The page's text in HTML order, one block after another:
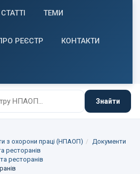
СТАТТІ ТЕМИ
РЕЄСТР КОНТАКТИ
Знайти
з охорони праці (НПАОП)
Документи
ресторанів
ресторанів